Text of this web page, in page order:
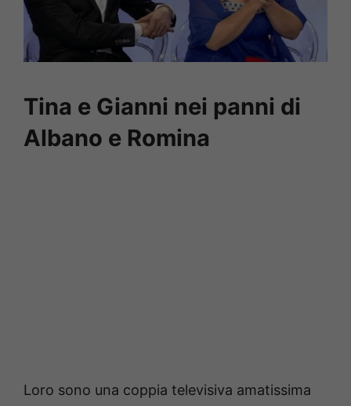
Tina e Gianni nei panni di
Albano e Romina
Loro sono una coppia televisiva amatissima